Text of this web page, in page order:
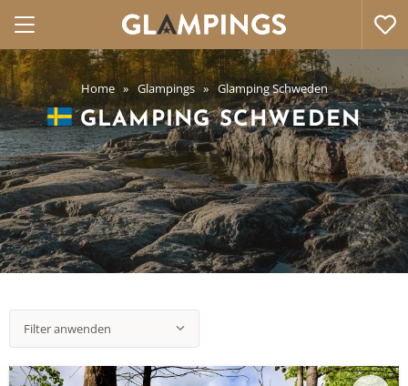
Home Glampings Glamping Schweden
GLAMPING SCHWEDEN
Filter anwenden